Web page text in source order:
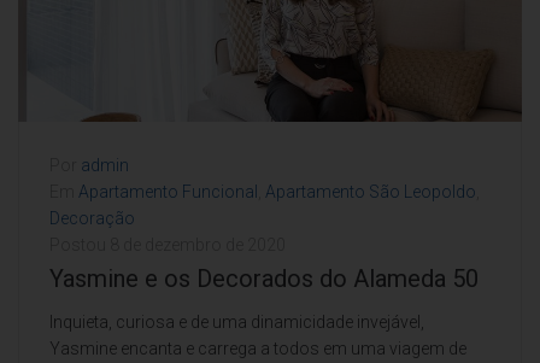
admin
Apartamento Funcional Apartamento São Leopoldo
Decoração
Yasmine e os Decorados do Alameda 50
Inquieta, curiosa e de uma dinamicidade invejável,
Yasmine encanta e carrega a todos em uma viagem de